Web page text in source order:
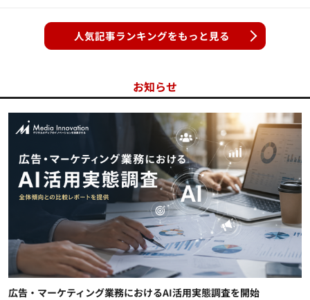
人気記事ランキングをもっと見る
お知らせ
広告・マーケティング業務におけるAI活用実態調査を開始